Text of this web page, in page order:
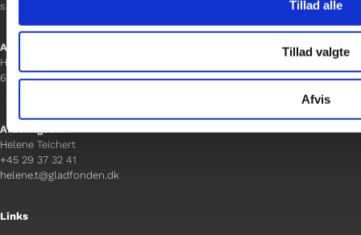
Tillad alle
Tillad valgte
Afvis
sanne.h@gladfonden.dk
Aabenraa
H P Hanssens Gade 23, 2.
6200 Aabenraa
Afdelingschef
Helene Teichert
+45 29 37 32 41
helene.t@gladfonden.dk
Links